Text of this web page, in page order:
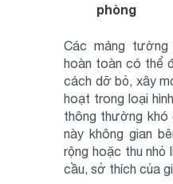
phòng
Các mảng tường
hoàn toàn có thể
cách dỡ bỏ, xây
hoạt trong loại
thông thường
này không gian
rộng hoặc thu nhỏ
cầu, sở thích của